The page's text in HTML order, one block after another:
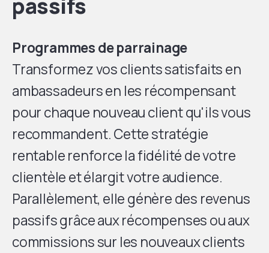
Programmes de parrainage
Transformez vos clients satisfaits en
ambassadeurs en les récompensant
pour chaque nouveau client qu'ils vous
recommandent. Cette stratégie
rentable renforce la fidélité de votre
clientèle et élargit votre audience.
Parallèlement, elle génère des revenus
passifs grâce aux récompenses ou aux
commissions sur les nouveaux clients